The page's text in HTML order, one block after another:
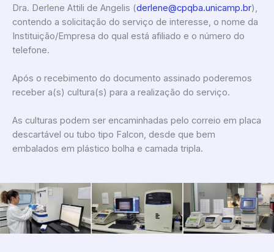
Dra. Derlene Attili de Angelis (derlene@cpqba.unicamp.br),
contendo a solicitação do serviço de interesse, o nome da
Instituição/Empresa do qual está afiliado e o número do
telefone.
Após o recebimento do documento assinado poderemos
receber a(s) cultura(s) para a realização do serviço.
As culturas podem ser encaminhadas pelo correio em placa
descartável ou tubo tipo Falcon, desde que bem
embalados em plástico bolha e camada tripla.